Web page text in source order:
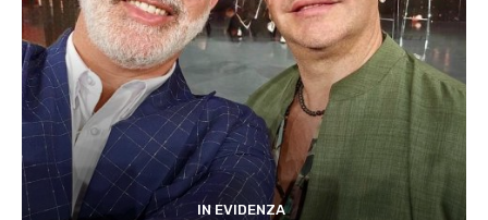
IN EVIDENZA